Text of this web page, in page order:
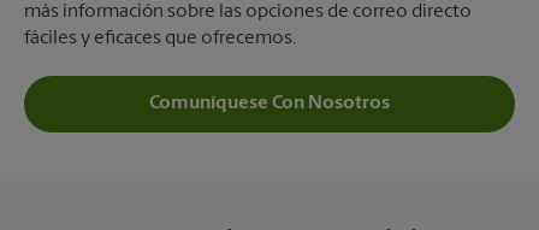
más información sobre las opciones de correo directo
fáciles y eficaces que ofrecemos.
Comuníquese Con Nosotros